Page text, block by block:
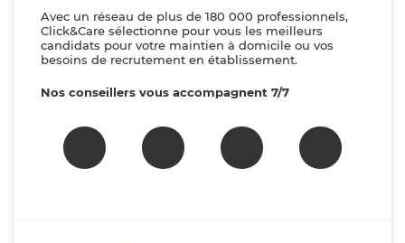
Avec un réseau de plus de 180 000 professionnels,
Click&Care sélectionne pour vous les meilleurs
candidats pour votre maintien à domicile ou vos
besoins de recrutement en établissement.
Nos conseillers vous accompagnent 7/7